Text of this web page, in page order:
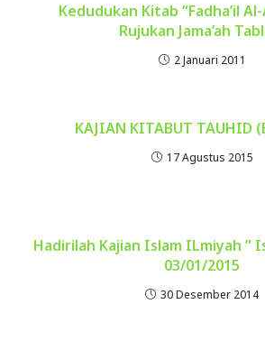
Kedudukan Kitab “Fadha’il Al-
Rujukan Jama’ah
2 Januari 2011
KAJIAN KITABUT TAUHID
17 Agustus 2015
Hadirilah Kajian Islam ILmiyah ”
03/01/2015
30 Desember 2014